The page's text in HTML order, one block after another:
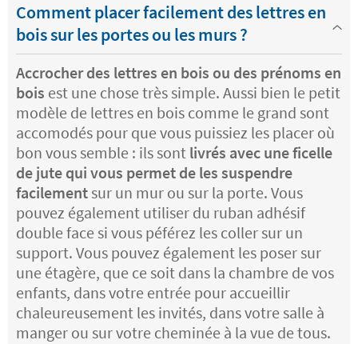
Comment placer facilement des lettres en
bois sur les portes ou les murs ?
Accrocher des lettres en bois ou des prénoms en
bois est une chose très simple. Aussi bien le petit
modèle de lettres en bois comme le grand sont
accomodés pour que vous puissiez les placer où
bon vous semble : ils sont livrés avec une ficelle
de jute qui vous permet de les suspendre
facilement sur un mur ou sur la porte. Vous
pouvez également utiliser du ruban adhésif
double face si vous péférez les coller sur un
support. Vous pouvez également les poser sur
une étagère, que ce soit dans la chambre de vos
enfants, dans votre entrée pour accueillir
chaleureusement les invités, dans votre salle à
manger ou sur votre cheminée à la vue de tous.